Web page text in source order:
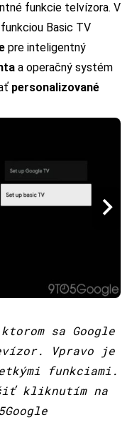
funkcie telvízora. V
Basic TV
pre inteligentný
a operačný systém
personalizované
sa Google
Vpravo je
funkciami.
kliknutím na